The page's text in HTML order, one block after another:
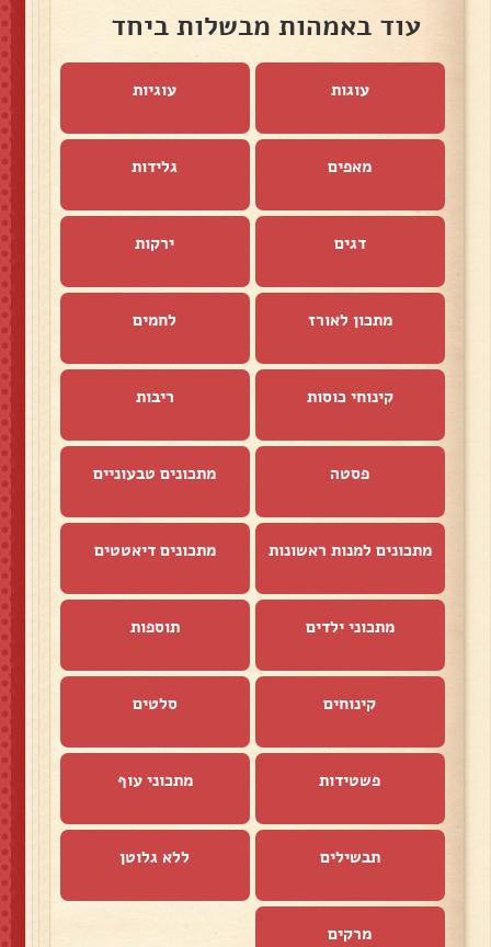
עוד באמהות מבשלות ביחד
עוגות עוגיות
מאפים גלידות
דגים ירקות
מתכון לאורז לחמים
קינוחי כוסות ריבות
פסטה מתכונים טבעוניים
מתכונים למנות ראשונות מתכונים דיאטטים
מתכוני ילדים תוספות
קינוחים סלטים
פשטידות מתכוני עוף
תבשילים ללא גלוטן
מרקים